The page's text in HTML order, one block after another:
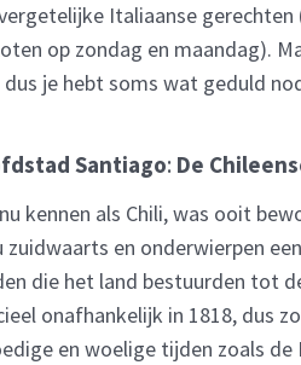
Italiaanse
op zondag en maandag).
je hebt soms wat geduld
Santiago: De
kennen als Chili, was ooit
zuidwaarts en onderwierpen
die het land bestuurden tot
onafhankelijk in 1818, dus
en woelige tijden zoals